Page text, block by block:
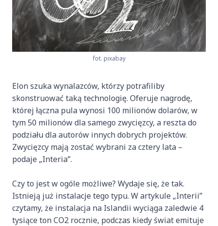
fot. pixabay
Elon szuka wynalazców, którzy potrafiliby
skonstruować taką technologię. Oferuje nagrodę,
której łączna pula wynosi 100 milionów dolarów, w
tym 50 milionów dla samego zwycięzcy, a reszta do
podziału dla autorów innych dobrych projektów.
Zwycięzcy mają zostać wybrani za cztery lata –
podaje „Interia”.
Czy to jest w ogóle możliwe? Wydaje się, że tak.
Istnieją już instalacje tego typu. W artykule „Interii”
czytamy, że instalacja na Islandii wyciąga zaledwie 4
tysiące ton CO2 rocznie, podczas kiedy świat emituje